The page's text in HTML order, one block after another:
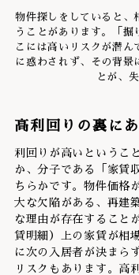
物件探しをしていると、
うことがあります。「掘
こには高いリスクが潜ん
に惑わされず、その背景
とが、
高利回りの裏に
利回りが高いというこ
か、分子である「家賃
ちらかです。物件価格
大な欠陥がある、再建
な理由が存在すること
賃明細）上の家賃が相
に次の入居者が決まら
リスクもあります。高